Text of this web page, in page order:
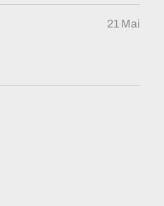
21 Mai